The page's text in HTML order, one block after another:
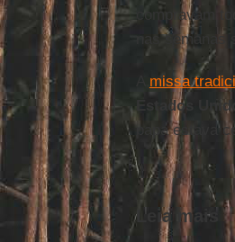
compravam
nas
missa
Estados
papa estava
Leia mais